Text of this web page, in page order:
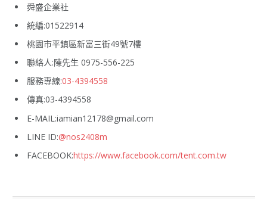
舜盛企業社
統編:01522914
桃園市平鎮區新富三街49號7樓
聯絡人:陳先生 0975-556-225
服務專線:03-4394558
傳真:03-4394558
E-MAIL:iamian12178@gmail.com
LINE ID:@nos2408m
FACEBOOK:https://www.facebook.com/tent.com.tw